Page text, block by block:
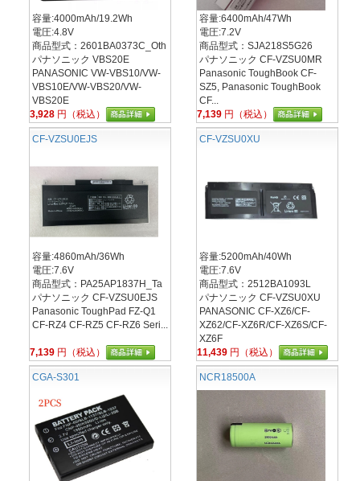
容量:4000mAh/19.2Wh
電圧:4.8V
商品型式：2601BA0373C_Oth
パナソニック VBS20E
PANASONIC VW-VBS10/VW-
VBS10E/VW-VBS20/VW-
VBS20E
3,928 円（税込）
容量:6400mAh/47Wh
電圧:7.2V
商品型式：SJA218S5G26
パナソニック CF-VZSU0MR
Panasonic ToughBook CF-
SZ5, Panasonic ToughBook
CF...
7,139 円（税込）
CF-VZSU0EJS
容量:4860mAh/36Wh
電圧:7.6V
商品型式：PA25AP1837H_Ta
パナソニック CF-VZSU0EJS
Panasonic ToughPad FZ-Q1
CF-RZ4 CF-RZ5 CF-RZ6 Seri...
7,139 円（税込）
CF-VZSU0XU
容量:5200mAh/40Wh
電圧:7.6V
商品型式：2512BA1093L
パナソニック CF-VZSU0XU
PANASONIC CF-XZ6/CF-
XZ62/CF-XZ6R/CF-XZ6S/CF-
XZ6F
11,439 円（税込）
CGA-S301 NCR18500A